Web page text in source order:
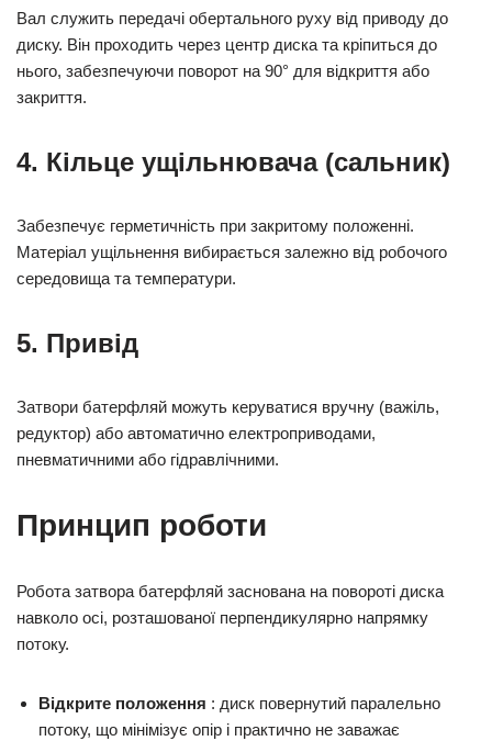
Вал служить передачі обертального руху від приводу до
диску. Він проходить через центр диска та кріпиться до
нього, забезпечуючи поворот на 90° для відкриття або
закриття.
4. Кільце ущільнювача (сальник)
Забезпечує герметичність при закритому положенні.
Матеріал ущільнення вибирається залежно від робочого
середовища та температури.
5. Привід
Затвори батерфляй можуть керуватися вручну (важіль,
редуктор) або автоматично електроприводами,
пневматичними або гідравлічними.
Принцип роботи
Робота затвора батерфляй заснована на повороті диска
навколо осі, розташованої перпендикулярно напрямку
потоку.
Відкрите положення : диск повернутий паралельно
потоку, що мінімізує опір і практично не заважає